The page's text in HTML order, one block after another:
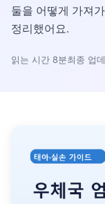
둘을 어떻게 가져
정리했어요.
읽는 시간 8분최종 업